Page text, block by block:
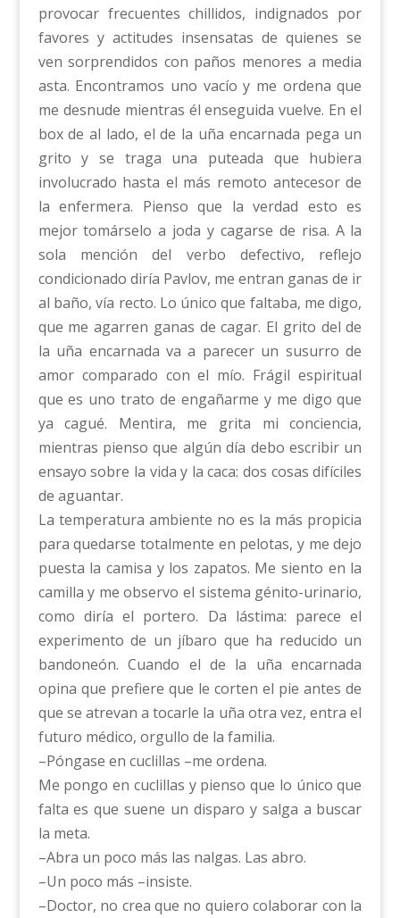
provocar frecuentes chillidos, indignados por
favores y actitudes insensatas de quienes se
ven sorprendidos con paños menores a media
asta. Encontramos uno vacío y me ordena que
me desnude mientras él enseguida vuelve. En el
box de al lado, el de la uña encarnada pega un
grito y se traga una puteada que hubiera
involucrado hasta el más remoto antecesor de
la enfermera. Pienso que la verdad esto es
mejor tomárselo a joda y cagarse de risa. A la
sola mención del verbo defectivo, reflejo
condicionado diría Pavlov, me entran ganas de ir
al baño, vía recto. Lo único que faltaba, me digo,
que me agarren ganas de cagar. El grito del de
la uña encarnada va a parecer un susurro de
amor comparado con el mío. Frágil espiritual
que es uno trato de engañarme y me digo que
ya cagué. Mentira, me grita mi conciencia,
mientras pienso que algún día debo escribir un
ensayo sobre la vida y la caca: dos cosas difíciles
de aguantar.
La temperatura ambiente no es la más propicia
para quedarse totalmente en pelotas, y me dejo
puesta la camisa y los zapatos. Me siento en la
camilla y me observo el sistema génito-urinario,
como diría el portero. Da lástima: parece el
experimento de un jíbaro que ha reducido un
bandoneón. Cuando el de la uña encarnada
opina que prefiere que le corten el pie antes de
que se atrevan a tocarle la uña otra vez, entra el
futuro médico, orgullo de la familia.
–Póngase en cuclillas –me ordena.
Me pongo en cuclillas y pienso que lo único que
falta es que suene un disparo y salga a buscar
la meta.
–Abra un poco más las nalgas. Las abro.
–Un poco más –insiste.
–Doctor, no crea que no quiero colaborar con la